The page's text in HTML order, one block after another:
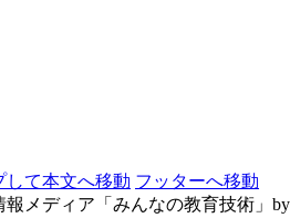
して本文へ移動 フッターへ移動
メディア「みんなの教育技術」by